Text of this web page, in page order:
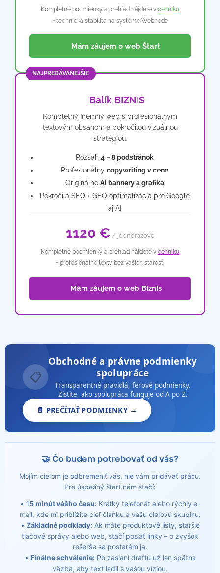
Kompletné podmienky a prehľad nájdete v cenníku
+ technická stabilita na systéme Webnode
📩 Mám záujem o web Štart
NAJPREDÁVANEJŠIE
💼 Balík BIZNIS
Kompletný firemný web s profesionálnym
textovým obsahom a pokročilou vizuálnou
stratégiou.
Rozsah 4 – 8 podstránok
Profesionálny copywriting v cene
Originálne AI bannery a grafika
Pokročilá SEO + GEO optimalizácia pre Google
aj AI
1120 € / jednorazovo
Kompletné podmienky a prehľad nájdete v cenníku
+ profesionálne texty bez vašich starostí
📦 Mám záujem o web Biznis
📋
Obchodné a právne podmienky
spolupráce
Transparentné pravidlá, férové podmienky.
Zistite, ako spolupráca funguje od A po Z.
📄 PREČÍTAŤ PODMIENKY →
🤝 Čo budem potrebovať od vás?
Mojím cieľom je odbremeniť vás, nie vám pridávať prácu.
Pre úspešný štart nám stačí:
• 15 minút vášho času:Krátky telefonát alebo rýchly e-
mail, kde mi priblížite cieľ článku a vašu cieľovú skupinu.
• Základné podklady:Ak máte produktové listy, staršie
tlačové správy alebo web, stačí poslať linky – o zvyšok
rešerše sa postarám ja.
• Finálne schválenie:Po zaslaní draftu už len spätná
väzba, aby text ladil s vašou víziou.